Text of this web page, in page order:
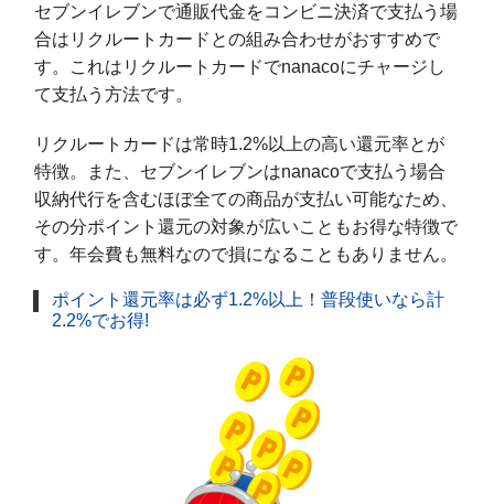
セブンイレブンで通販代金をコンビニ決済で支払う場
合はリクルートカードとの組み合わせがおすすめで
す。これはリクルートカードでnanacoにチャージし
て支払う方法です。
リクルートカードは常時1.2%以上の高い還元率とが
特徴。また、セブンイレブンはnanacoで支払う場合
収納代行を含むほぼ全ての商品が支払い可能なため、
その分ポイント還元の対象が広いこともお得な特徴で
す。年会費も無料なので損になることもありません。
ポイント還元率は必ず1.2%以上！普段使いなら計
2.2%でお得!